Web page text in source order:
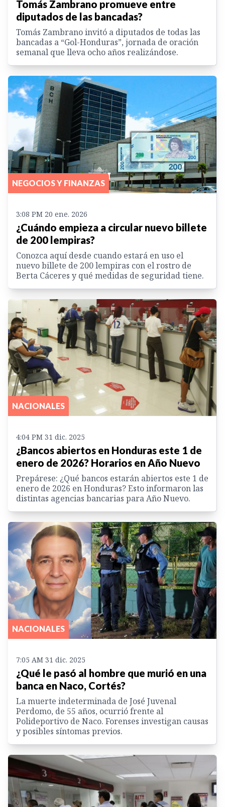
Tomás Zambrano promueve entre
diputados de las bancadas?
Tomás Zambrano invitó a diputados de todas las
bancadas a “Gol-Honduras”, jornada de oración
semanal que lleva ocho años realizándose.
NEGOCIOS Y FINANZAS
3:08 PM 20 ene. 2026
¿Cuándo empieza a circular nuevo billete
de 200 lempiras?
Conozca aquí desde cuando estará en uso el
nuevo billete de 200 lempiras con el rostro de
Berta Cáceres y qué medidas de seguridad tiene.
NACIONALES
4:04 PM 31 dic. 2025
¿Bancos abiertos en Honduras este 1 de
enero de 2026? Horarios en Año Nuevo
Prepárese: ¿Qué bancos estarán abiertos este 1 de
enero de 2026 en Honduras? Esto informaron las
distintas agencias bancarias para Año Nuevo.
NACIONALES
7:05 AM 31 dic. 2025
¿Qué le pasó al hombre que murió en una
banca en Naco, Cortés?
La muerte indeterminada de José Juvenal
Perdomo, de 55 años, ocurrió frente al
Polideportivo de Naco. Forenses investigan causas
y posibles síntomas previos.